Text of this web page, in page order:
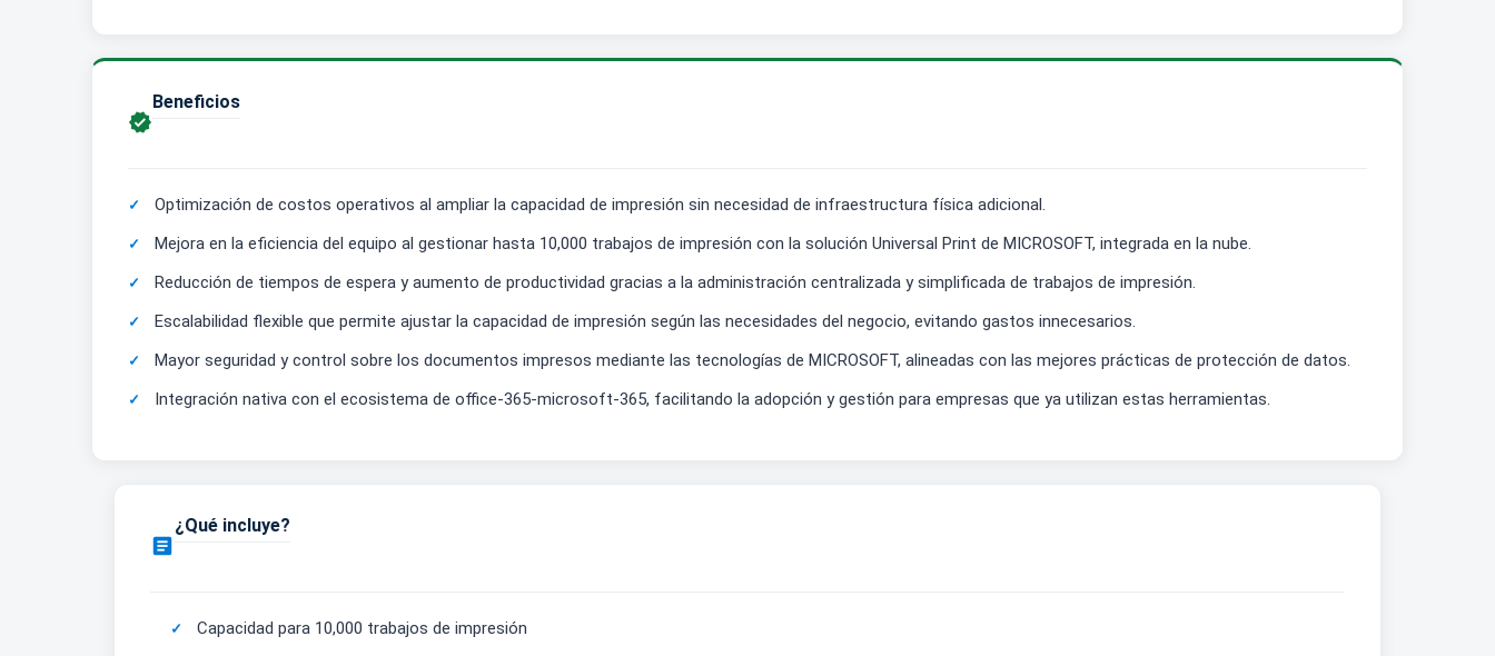

Beneficios
Optimización de costos operativos al ampliar la capacidad de impresión sin necesidad de infraestructura física adicional.
Mejora en la eficiencia del equipo al gestionar hasta 10,000 trabajos de impresión con la solución Universal Print de MICROSOFT, integrada en la nube.
Reducción de tiempos de espera y aumento de productividad gracias a la administración centralizada y simplificada de trabajos de impresión.
Escalabilidad flexible que permite ajustar la capacidad de impresión según las necesidades del negocio, evitando gastos innecesarios.
Mayor seguridad y control sobre los documentos impresos mediante las tecnologías de MICROSOFT, alineadas con las mejores prácticas de protección de datos.
Integración nativa con el ecosistema de office-365-microsoft-365, facilitando la adopción y gestión para empresas que ya utilizan estas herramientas.

¿Qué incluye?
Capacidad para 10,000 trabajos de impresión